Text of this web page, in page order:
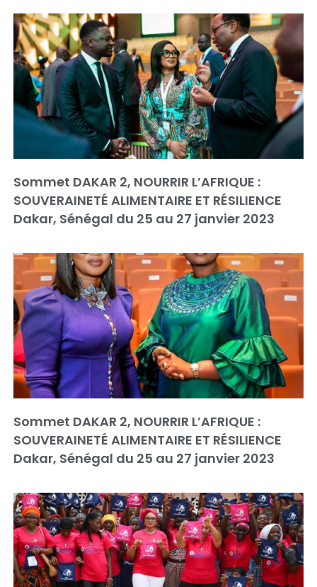
Sommet DAKAR 2, NOURRIR L’AFRIQUE :
SOUVERAINETÉ ALIMENTAIRE ET RÉSILIENCE
Dakar, Sénégal du 25 au 27 janvier 2023
Sommet DAKAR 2, NOURRIR L’AFRIQUE :
SOUVERAINETÉ ALIMENTAIRE ET RÉSILIENCE
Dakar, Sénégal du 25 au 27 janvier 2023